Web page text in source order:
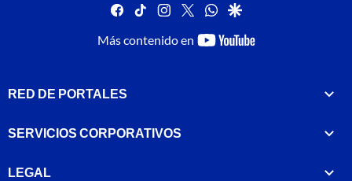
facebook
tiktok instagram
twitterwhatsapp
google
Más contenido en
youtube-
RED DE PORTALES
SERVICIOS CORPORATIVOS
LEGAL